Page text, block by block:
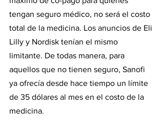
tengan seguro médico, no será el costo
total de la medicina. Los anuncios de Eli
Lilly y Nordisk tenían el mismo
limitante. De todas manera, para
aquellos que no tienen seguro, Sanofi
ya ofrecía desde hace tiempo un límite
de 35 dólares al mes en el costo de la
medicina.